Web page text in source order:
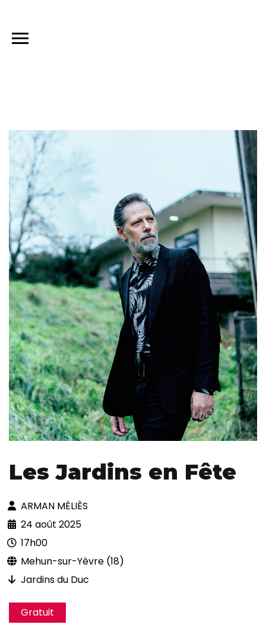
Les Jardins en Fête
ARMAN MÉLIÈS
24 août 2025
17h00
Mehun-sur-Yèvre (18)
Jardins du Duc
Gratuit